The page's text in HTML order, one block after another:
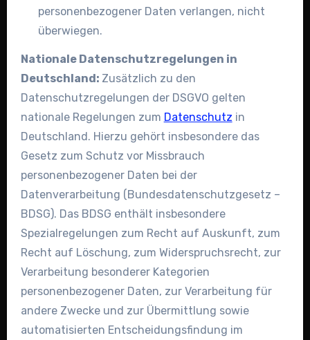
personenbezogener Daten verlangen, nicht
überwiegen.
Nationale Datenschutzregelungen in
Deutschland: Zusätzlich zu den
Datenschutzregelungen der DSGVO gelten
nationale Regelungen zum Datenschutz in
Deutschland. Hierzu gehört insbesondere das
Gesetz zum Schutz vor Missbrauch
personenbezogener Daten bei der
Datenverarbeitung (Bundesdatenschutzgesetz –
BDSG). Das BDSG enthält insbesondere
Spezialregelungen zum Recht auf Auskunft, zum
Recht auf Löschung, zum Widerspruchsrecht, zur
Verarbeitung besonderer Kategorien
personenbezogener Daten, zur Verarbeitung für
andere Zwecke und zur Übermittlung sowie
automatisierten Entscheidungsfindung im